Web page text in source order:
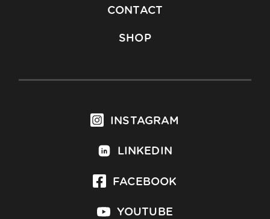
CONTACT
SHOP
INSTAGRAM
LINKEDIN
FACEBOOK
YOUTUBE